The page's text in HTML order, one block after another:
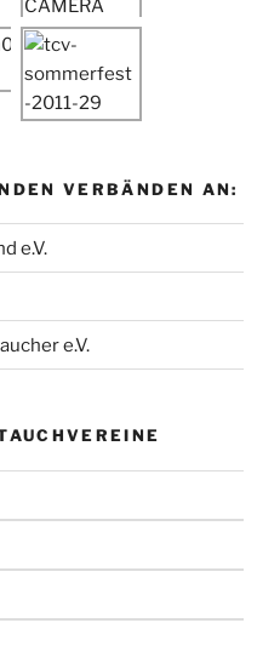
VERBÄNDEN AN:
e.V.
e.V.